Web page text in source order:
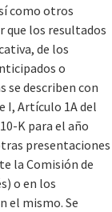
como otros
que los resultados
de los
o
se describen con
I, Artículo 1A del
K para el año
presentaciones
la Comisión de
o en los
el mismo. Se